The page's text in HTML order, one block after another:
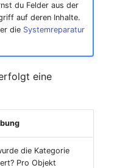
du Felder aus der
auf deren Inhalte.
die Systemreparatur
eine
die Kategorie
Pro Objekt